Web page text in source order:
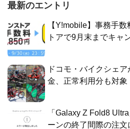
最新のエントリ
【Y!mobile】事務手
トアで9月末までキャ
ドコモ・バイクシェ
金、正常利用分も対象
「Galaxy Z Fold8
ーンの終了間際の注文